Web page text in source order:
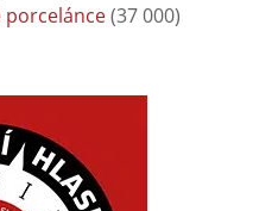
porcelánce(37 000)